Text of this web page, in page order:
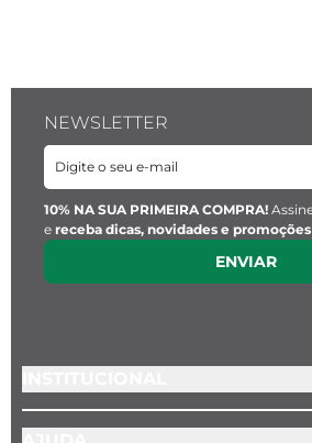
NEWSLETTER
10% NA SUA PRIMEIRA COMPRA!
e receba dicas, novidades e
ENVIAR